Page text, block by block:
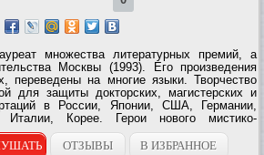
множества литературных премий, а
Москвы (1993). Его произведения
переведены на многие языки. Творчество
для защиты докторских, магистерских и
в России, Японии, США, Германии,
Италии, Корее. Герои нового мистико-
«Остров Ионы» отправляются на поиски
надеются...ОТЗЫВЫ
В ИЗБРАННОЕ